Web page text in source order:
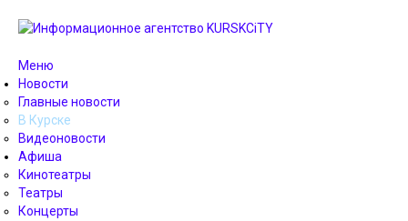
Меню
Новости
Главные новости
В Курске
Видеоновости
Афиша
Кинотеатры
Театры
Концерты